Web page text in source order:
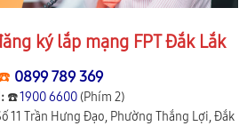
ký lắp mạng FPT Đắk Lắk
0899 789 369
☎️1900 6600 (Phím 2)
11 Trần Hưng Đạo, Phường Thắng Lợi,Đắk